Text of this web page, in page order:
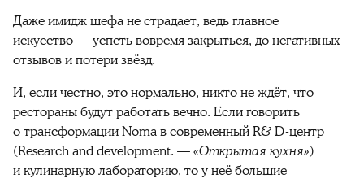
Даже имидж шефа не страдает, ведь главное
искусство — успеть вовремя закрыться, до негативных
отзывов и потери звёзд.
И, если честно, это нормально, никто не ждёт, что
рестораны будут работать вечно. Если говорить
о трансформации Noma в современный R& D-центр
(Research and development. —«Открытая кухня»)
и кулинарную лабораторию, то у неё большие